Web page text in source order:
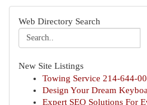
Web Directory Search
New Site Listings
Towing Service 214-644-
Design Your Dream
Expert SEO Solutions For